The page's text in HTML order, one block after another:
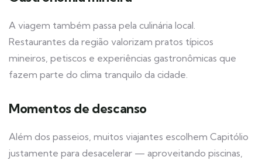
A viagem também passa pela culinária local.
Restaurantes da região valorizam pratos típicos
mineiros, petiscos e experiências gastronômicas que
fazem parte do clima tranquilo da cidade.
Momentos de descanso
Além dos passeios, muitos viajantes escolhem Capitólio
justamente para desacelerar — aproveitando piscinas,